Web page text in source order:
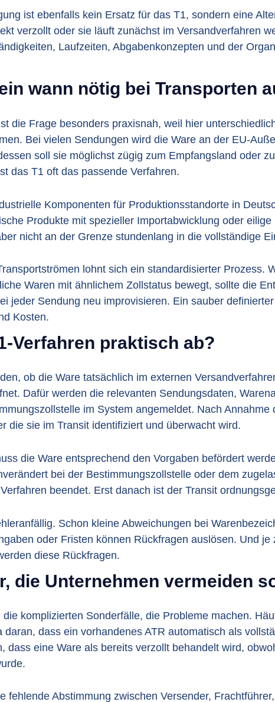
ist ebenfalls kein Ersatz für das T1, sondern eine
verzollt oder sie läuft zunächst im Versandverfahren
Laufzeiten, Abgabenkonzepten und der
die Frage besonders praxisnah, weil hier
Bei vielen Sendungen wird die Ware an der EU-
soll sie möglichst zügig zum Empfangsland oder
das T1 oft das passende Verfahren.
Komponenten für Produktionsstandorte in
Produkte mit spezieller Importabwicklung oder
nicht an der Grenze stundenlang in die vollständige
lohnt sich ein standardisierter Prozess.
Waren mit ähnlichem Zollstatus bewegt, sollte die
jeder Sendung neu improvisieren. Ein sauber
Kosten.
Verfahren praktisch ab?
ob die Ware tatsächlich im externen
Dafür werden die relevanten Sendungsdaten,
im System angemeldet. Nach Annahme
die sie im Transit identifiziert und überwacht wird.
die Ware entsprechend den Vorgaben befördert
bei der Bestimmungszollstelle oder dem
beendet. Erst danach ist der Transit
Schon kleine Abweichungen bei
oder Fristen können Rückfragen auslösen. Und je
diese Rückfragen.
die Unternehmen vermeiden
komplizierten Sonderfälle, die Probleme machen.
daran, dass ein vorhandenes ATR automatisch als
dass eine Ware als bereits verzollt behandelt wird,
fehlende Abstimmung zwischen Versender,